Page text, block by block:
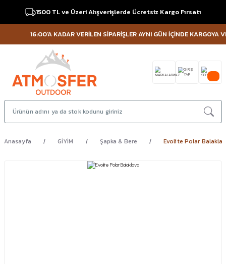
1500 TL ve Üzeri Alışverişlerde Ücretsiz Kargo Fırsatı
16:00'A KADAR VERİLEN SİPARİŞLER AYNI GÜN İÇİNDE KARGOYA
Anasayfa GİYİM Şapka & Bere Evolite Polar